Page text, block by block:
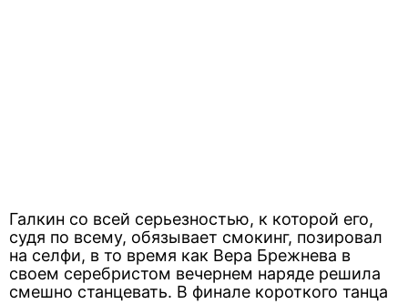
Галкин со всей серьезностью, к которой его,
судя по всему, обязывает смокинг, позировал
на селфи, в то время как Вера Брежнева в
своем серебристом вечернем наряде решила
смешно станцевать. В финале короткого танца